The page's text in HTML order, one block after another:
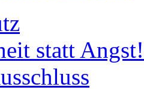
statt Angst!